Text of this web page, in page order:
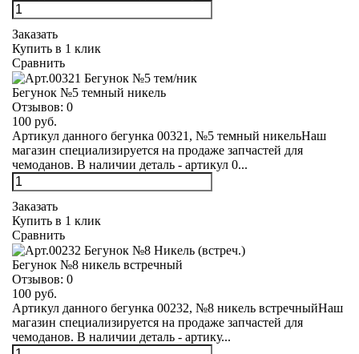
Заказать
Купить в 1 клик
Сравнить
Бегунок №5 темный никель
Отзывов: 0
100 руб.
Артикул данного бегунка 00321, №5 темный никельНаш
магазин специализируется на продаже запчастей для
чемоданов. В наличии деталь - артикул 0...
Заказать
Купить в 1 клик
Сравнить
Бегунок №8 никель встречный
Отзывов: 0
100 руб.
Артикул данного бегунка 00232, №8 никель встречныйНаш
магазин специализируется на продаже запчастей для
чемоданов. В наличии деталь - артику...